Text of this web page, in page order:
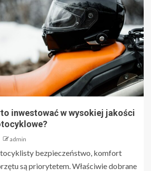
inwestować w wysokiej jakości
admin
bezpieczeństwo, komfort
są priorytetem. Właściwie dobrane